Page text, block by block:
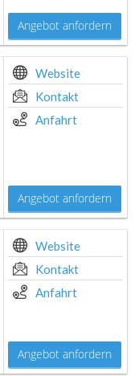
Angebot anfordern
Website
Kontakt
Anfahrt
Angebot anfordern
Website
Kontakt
Anfahrt
Angebot anfordern